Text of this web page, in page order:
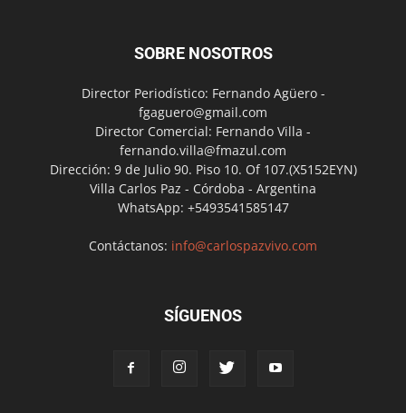
SOBRE NOSOTROS
Director Periodístico: Fernando Agüero -
fgaguero@gmail.com
Director Comercial: Fernando Villa -
fernando.villa@fmazul.com
Dirección: 9 de Julio 90. Piso 10. Of 107.(X5152EYN)
Villa Carlos Paz - Córdoba - Argentina
WhatsApp: +5493541585147
Contáctanos: info@carlospazvivo.com
SÍGUENOS